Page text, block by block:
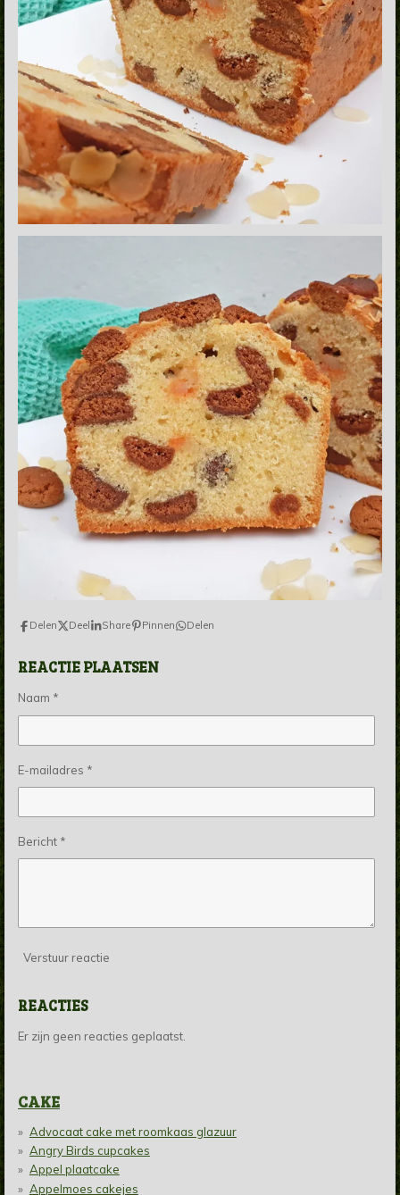
Delen Deel Share Pinnen Delen
REACTIE PLAATSEN
Naam *
E-mailadres *
Bericht *
Verstuur reactie
REACTIES
Er zijn geen reacties geplaatst.
CAKE
Advocaat cake met roomkaas glazuur
Angry Birds cupcakes
Appel plaatcake
Appelmoes cakejes